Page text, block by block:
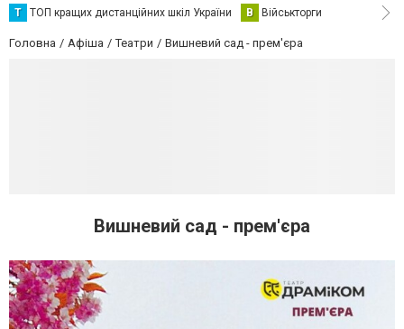
Т ТОП кращих дистанційних шкіл України В Військторги
Головна Афіша Театри Вишневий сад - прем'єра
Вишневий сад - прем'єра